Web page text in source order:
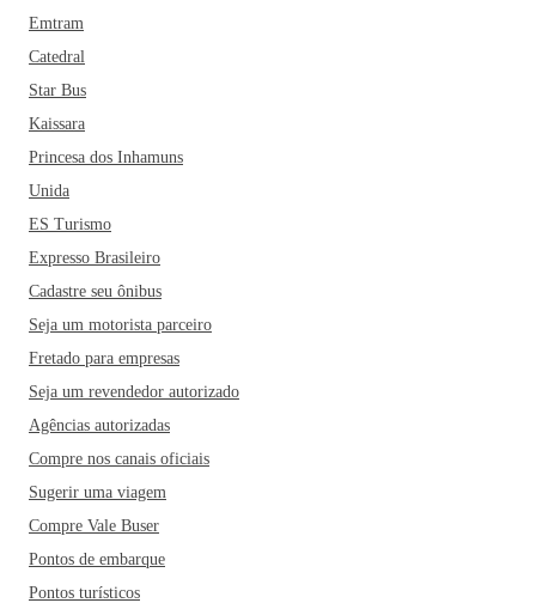
Emtram
Catedral
Star Bus
Kaissara
Princesa dos Inhamuns
Unida
ES Turismo
Expresso Brasileiro
Cadastre seu ônibus
Seja um motorista parceiro
Fretado para empresas
Seja um revendedor autorizado
Agências autorizadas
Compre nos canais oficiais
Sugerir uma viagem
Compre Vale Buser
Pontos de embarque
Pontos turísticos